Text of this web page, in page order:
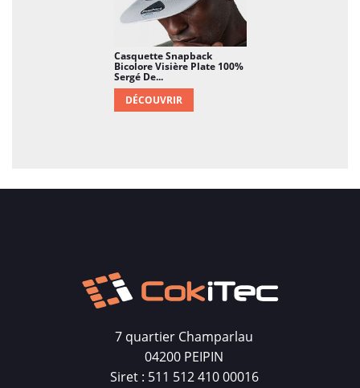
Casquette Snapback
Bicolore Visière Plate 100%
Sergé De...
DÉCOUVRIR
7 quartier Champarlau
04200 PEIPIN
Siret : 511 512 410 00016